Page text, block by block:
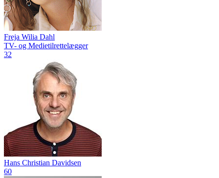
Freja Wilia Dahl
TV- og Medietilrettelægger
32
Hans Christian Davidsen
60